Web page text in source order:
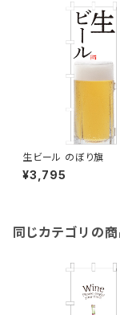
生ビール のぼり旗
¥3,795
同じカテゴリの